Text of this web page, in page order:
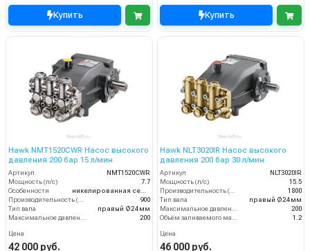
Купить Купить
Hawk NMT1520CWR Насос высокого
давления 200 бар 15 л/мин
Артикул
NMT1520CWR
Мощность (л/с)
7.7
Особенности
900
Тип вала
правый Ø24 мм
200
Цена
42 000 руб.
Hawk NLT3020IR Насос высокого
давления 200 бар 30 л/мин
Артикул
NLT3020IR
Мощность (л/с)
15.5
1800
Тип вала
правый Ø24 мм
200
1.2
Цена
46 000 руб.